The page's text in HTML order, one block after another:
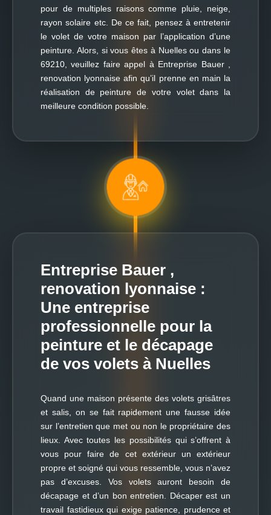
pour de multiples raisons comme pluie, neige,
rayon solaire etc. De ce fait, pensez à entretenir
le volet de votre maison par l’application d’une
peinture. Alors, si vous êtes à Nuelles ou dans le
69210, veuillez faire appel à Entreprise Bauer ,
renovation lyonnaise afin qu’il prenne en main la
réalisation de peinture de votre volet dans la
meilleure condition possible.
Entreprise Bauer ,
renovation lyonnaise :
Une entreprise
professionnelle pour la
peinture et le décapage
de vos volets à Nuelles
Quand une maison présente des volets grisâtres
et salis, on se fait rapidement une fausse idée
sur l’entretien que met ou non le propriétaire des
lieux. Avec toutes les possibilités qui s’offrent à
vous pour faire de cet extérieur un extérieur
propre et soigné qui vous ressemble, vous n’avez
pas d’excuses. Vos volets auront besoin de
décapage et d’un bon entretien. Décaper est un
travail fastidieux qui exige patience, prudence et